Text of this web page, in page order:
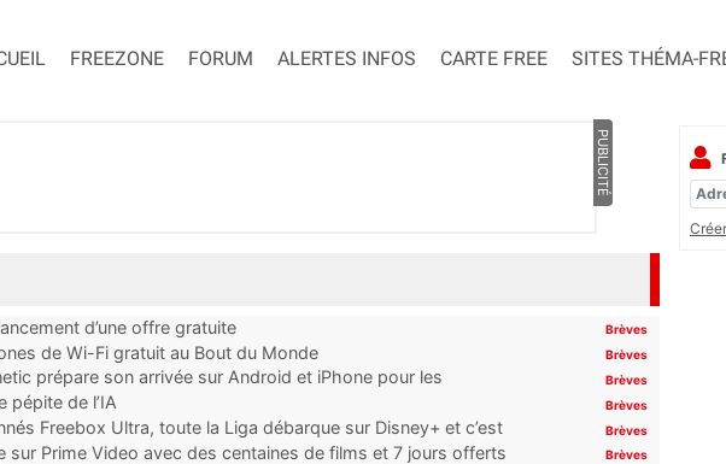
FREEZONE FORUM ALERTES INFOS CARTE FREE SITES THÉMA-
PUBLICITÉ
d’une offre gratuite Brèves
de Wi-Fi gratuit au Bout du Monde Brèves
prépare son arrivée sur Android et iPhone pour les
Brèves
pépite de l’IA Brèves
Freebox Ultra, toute la Liga débarque sur Disney+ et c’est
Brèves
sur Prime Video avec des centaines de films et 7 jours offerts Brèves